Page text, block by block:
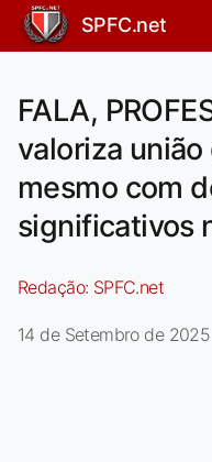
SPFC.net
FALA,
valoriza união
mesmo com
significativos
Redação: SPFC.net
14 de Setembro de 2025